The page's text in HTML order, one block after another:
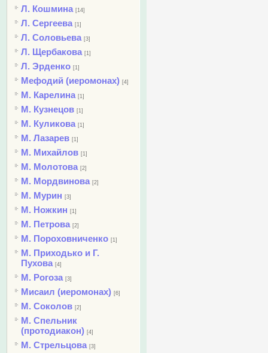
Л. Кошмина [14]
Л. Сергеева [1]
Л. Соловьева [3]
Л. Щербакова [1]
Л. Эрденко [1]
Мефодий (иеромонах) [4]
М. Карелина [1]
М. Кузнецов [1]
М. Куликова [1]
М. Лазарев [1]
М. Михайлов [1]
М. Молотова [2]
М. Мордвинова [2]
М. Мурин [3]
М. Ножкин [1]
М. Петрова [2]
М. Пороховниченко [1]
М. Приходько и Г.
Пухова [4]
М. Рогоза [3]
Мисаил (иеромонах) [6]
М. Соколов [2]
М. Спельник
(протодиакон) [4]
М. Стрельцова [3]